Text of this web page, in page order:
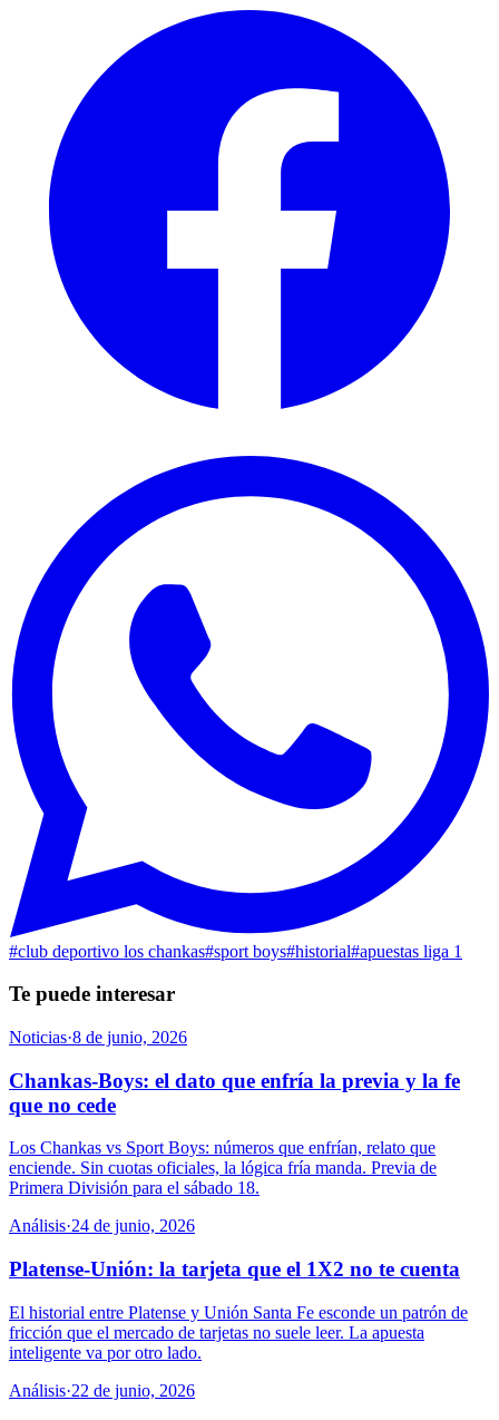
#club deportivo los chankas#sport boys#historial#apuestas liga 1
Te puede interesar
Noticias·8 de junio, 2026
Chankas-Boys: el dato que enfría la previa y la fe
que no cede
Los Chankas vs Sport Boys: números que enfrían, relato que
enciende. Sin cuotas oficiales, la lógica fría manda. Previa de
Primera División para el sábado 18.
Análisis·24 de junio, 2026
Platense-Unión: la tarjeta que el 1X2 no te cuenta
El historial entre Platense y Unión Santa Fe esconde un patrón de
fricción que el mercado de tarjetas no suele leer. La apuesta
inteligente va por otro lado.
Análisis·22 de junio, 2026